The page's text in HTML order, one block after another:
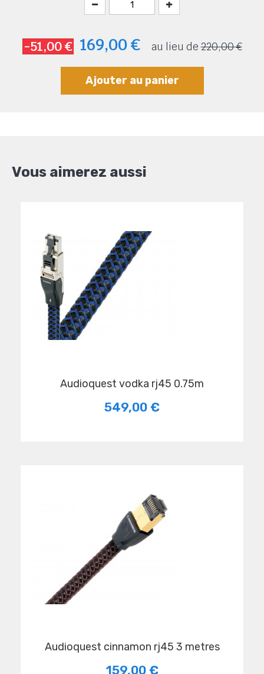
-51,00 € 169,00 € au lieu de220,00 €
Ajouter au panier
Vous aimerez aussi
audioquest vodka rj45 0.75m
549,00 €
audioquest cinnamon rj45 3 metres
159,00 €